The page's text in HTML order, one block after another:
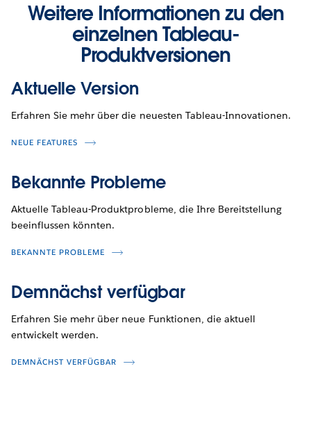
Weitere Informationen zu den
einzelnen Tableau-
Produktversionen
Aktuelle Version
Erfahren Sie mehr über die neuesten Tableau-Innovationen.
NEUE FEATURES
Bekannte Probleme
Aktuelle Tableau-Produktprobleme, die Ihre Bereitstellung
beeinflussen könnten.
BEKANNTE PROBLEME
Demnächst verfügbar
Erfahren Sie mehr über neue Funktionen, die aktuell
entwickelt werden.
DEMNÄCHST VERFÜGBAR